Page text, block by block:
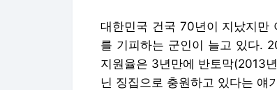
대한민국 건국 70년이 지났지만
를 기피하는 군인이 늘고 있다.
지원율은 3년만에 반토막(2013
닌 징집으로 충원하고 있다는 얘